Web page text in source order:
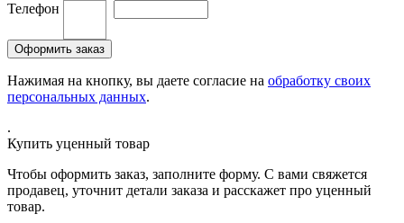
Телефон
Нажимая на кнопку, вы даете согласие на обработку своих
персональных данных.
.
Купить уценный товар
Чтобы оформить заказ, заполните форму. С вами свяжется
продавец, уточнит детали заказа и расскажет про уценный
товар.